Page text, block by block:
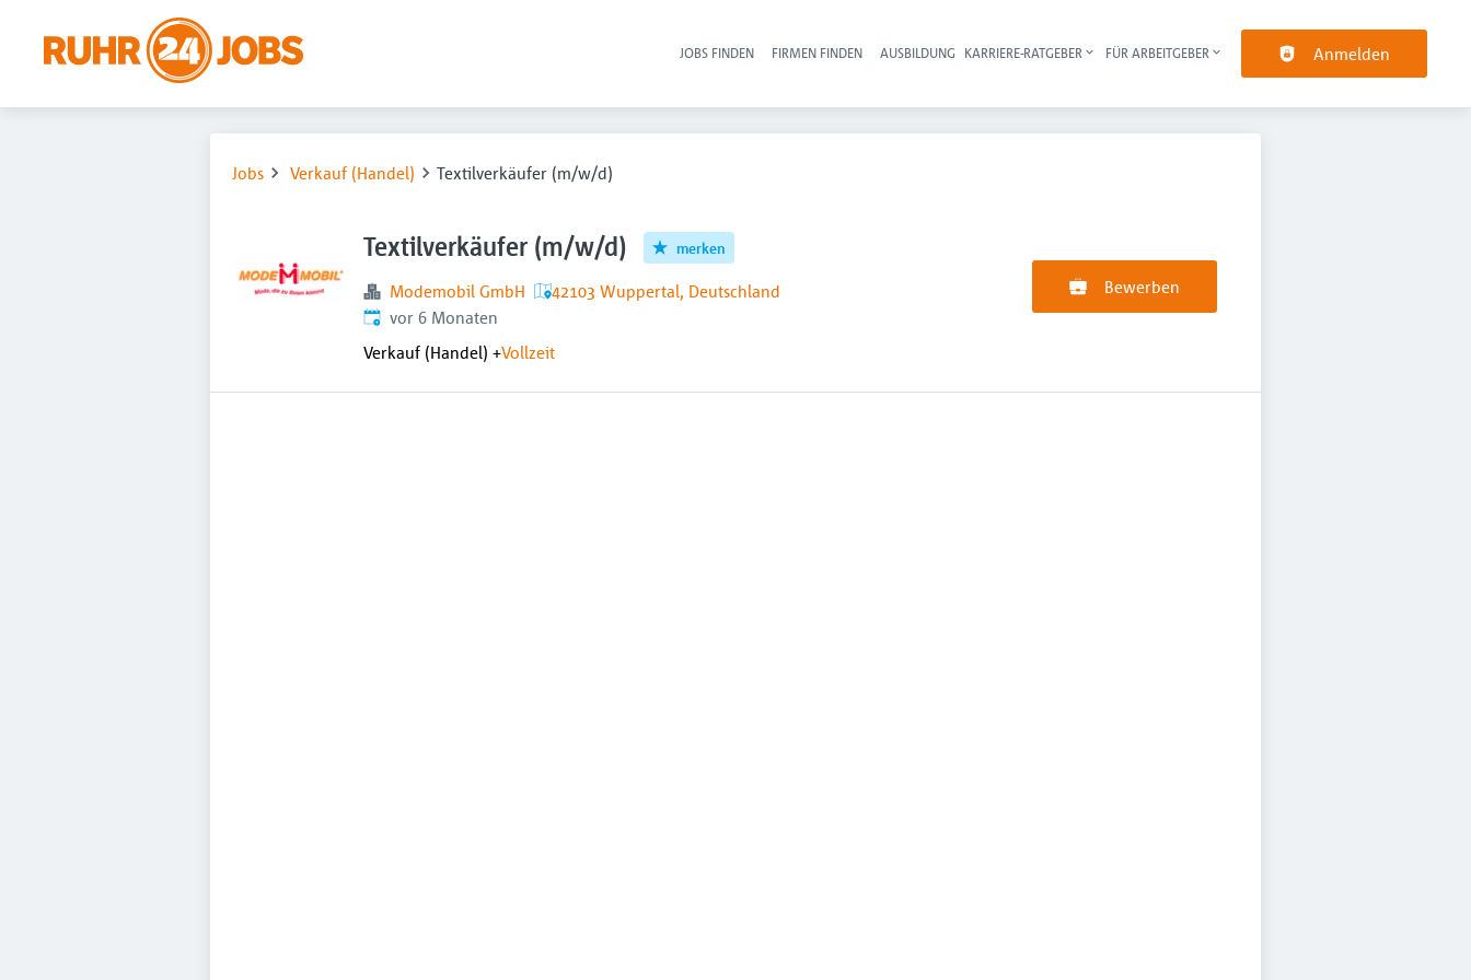
Haupt-Navigation
JOBS FINDEN FIRMEN FINDEN AUSBILDUNG KARRIERE-RATGEBER FÜR ARBEITGEBER Anmelden
Jobs Verkauf (Handel) Textilverkäufer (m/w/d)
Textilverkäufer (m/w/d) merken
Modemobil GmbH
42103 Wuppertal, Deutschland
Veröffentlicht:
vor 6 Monaten
Verkauf (Handel) +Vollzeit
Bewerben